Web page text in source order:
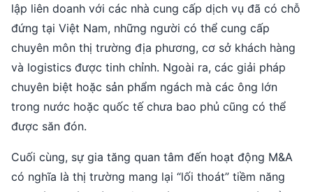
lập liên doanh với các nhà cung cấp dịch vụ đã có chỗ
đứng tại Việt Nam, những người có thể cung cấp
chuyên môn thị trường địa phương, cơ sở khách hàng
và logistics được tinh chỉnh. Ngoài ra, các giải pháp
chuyên biệt hoặc sản phẩm ngách mà các ông lớn
trong nước hoặc quốc tế chưa bao phủ cũng có thể
được săn đón.
Cuối cùng, sự gia tăng quan tâm đến hoạt động M&A
có nghĩa là thị trường mang lại “lối thoát” tiềm năng